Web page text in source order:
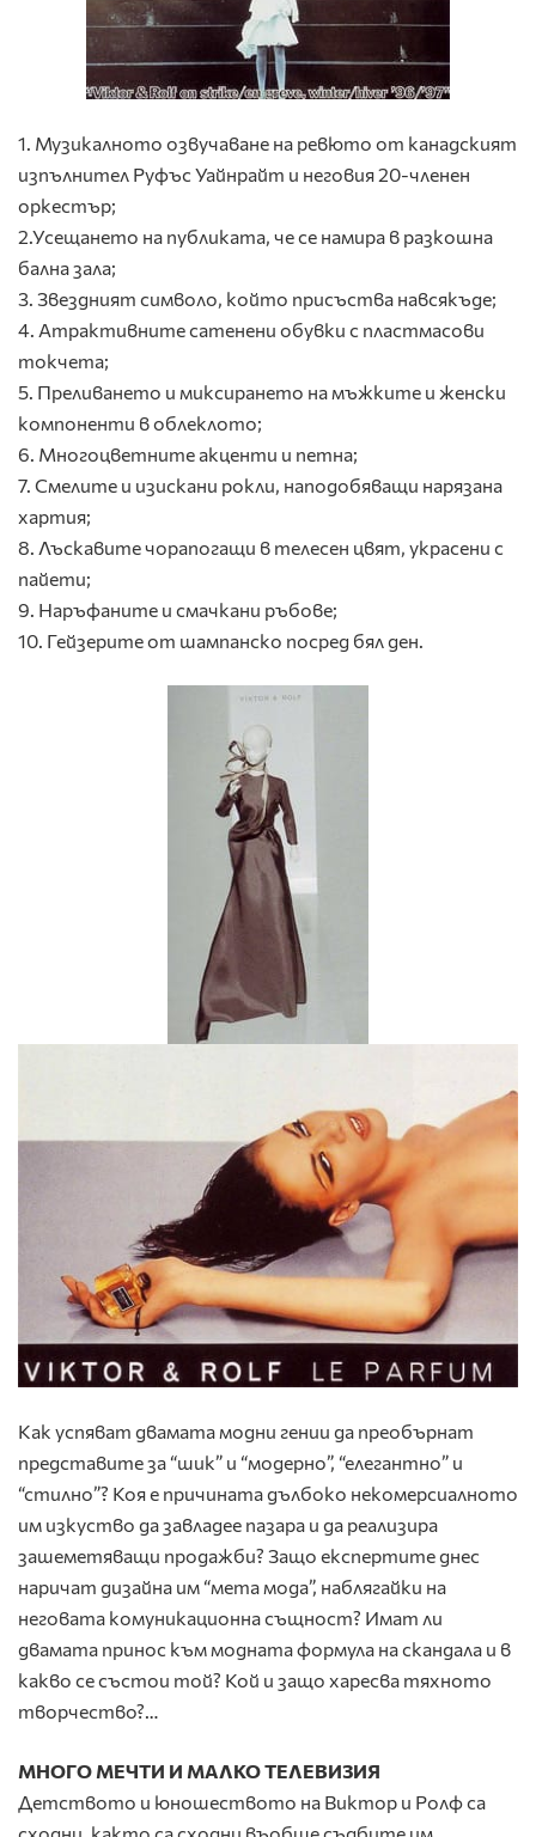
1. Музикалното озвучаване на ревюто от канадският
изпълнител Руфъс Уайнрайт и неговия 20-членен
оркестър;
2.Усещането на публиката, че се намира в разкошна
бална зала;
3. Звездният символо, който присъства навсякъде;
4. Атрактивните сатенени обувки с пластмасови
токчета;
5. Преливането и миксирането на мъжките и женски
компоненти в облеклото;
6. Многоцветните акценти и петна;
7. Смелите и изискани рокли, наподобяващи нарязана
хартия;
8. Лъскавите чорапогащи в телесен цвят, украсени с
пайети;
9. Наръфаните и смачкани ръбове;
10. Гейзерите от шампанско посред бял ден.
Как успяват двамата модни гении да преобърнат
представите за “шик” и “модерно”, “елегантно” и
“стилно”? Коя е причината дълбоко некомерсиалното
им изкуство да завладее пазара и да реализира
зашеметяващи продажби? Защо експертите днес
наричат дизайна им “мета мода”, наблягайки на
неговата комуникационна същност? Имат ли
двамата принос към модната формула на скандала и в
какво се състои той? Кой и защо харесва тяхното
творчество?…
МНОГО МЕЧТИ И МАЛКО ТЕЛЕВИЗИЯ
Детството и юношеството на Виктор и Ролф са